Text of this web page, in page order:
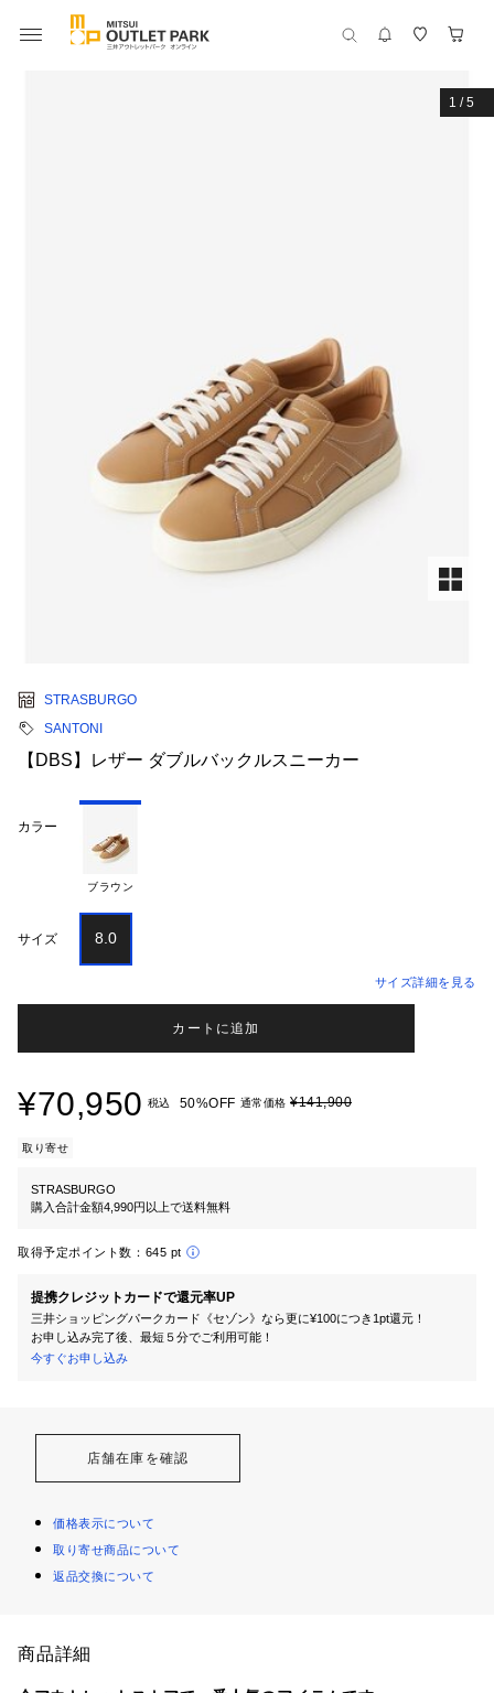
1 /5
STRASBURGO
SANTONI
【DBS】レザー ダブルバックルスニーカー
カラー
ブラウン
サイズ 8.0
サイズ詳細を見る
カートに追加
¥70,950 税込 50%OFF 通常価格 ¥141,900
取り寄せ
STRASBURGO
購入合計金額4,990円以上で送料無料
取得予定ポイント数： 645 pt
提携クレジットカードで還元率UP
三井ショッピングパークカード《セゾン》なら更に¥100につき1pt還元！
お申し込み完了後、最短５分でご利用可能！
今すぐお申し込み
店舗在庫を確認
価格表示について
取り寄せ商品について
返品交換について
商品詳細